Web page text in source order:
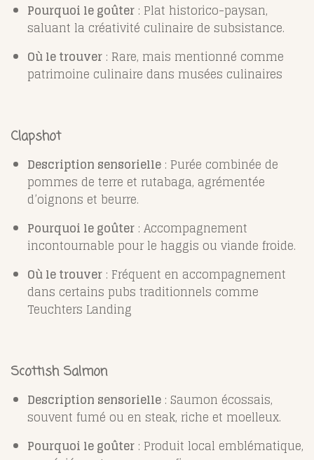
Pourquoi le goûter : Plat historico-paysan,
saluant la créativité culinaire de subsistance.
Où le trouver : Rare, mais mentionné comme
patrimoine culinaire dans musées culinaires
Clapshot
Description sensorielle : Purée combinée de
pommes de terre et rutabaga, agrémentée
d’oignons et beurre.
Pourquoi le goûter : Accompagnement
incontournable pour le haggis ou viande froide.
Où le trouver : Fréquent en accompagnement
dans certains pubs traditionnels comme
Teuchters Landing
Scottish Salmon
Description sensorielle : Saumon écossais,
souvent fumé ou en steak, riche et moelleux.
Pourquoi le goûter : Produit local emblématique,